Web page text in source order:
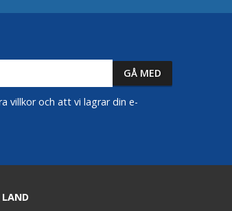
villkor och att vi lagrar din e-
LAND